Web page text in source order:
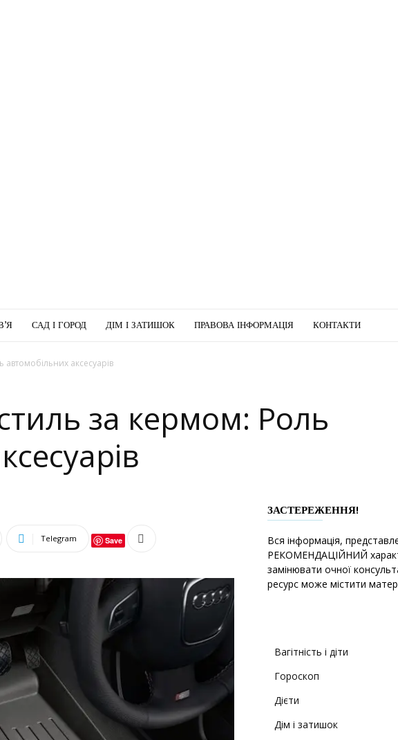
САД І ГОРОД ДІМ І ЗАТИШОК ПРАВОВА ІНФОРМАЦІЯ КОНТАКТИ
аксесуарів
за кермом: Роль
Telegram Save
ЗАСТЕРЕЖЕННЯ!
Вся інформація,
РЕКОМЕНДАЦІЙНИЙ
замінювати очної
ресурс може містити
Вагітність і діти
Гороскоп
Дієти
Дім і затишок